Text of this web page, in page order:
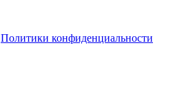
Политики конфиденциальности